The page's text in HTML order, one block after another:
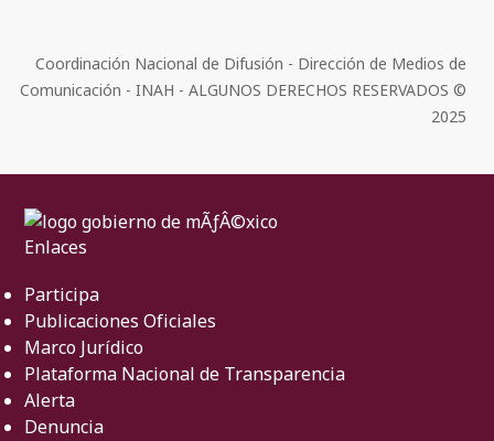
Coordinación Nacional de Difusión - Dirección de Medios de
Comunicación - INAH - ALGUNOS DERECHOS RESERVADOS ©
2025
Enlaces
Participa
Publicaciones Oficiales
Marco Jurídico
Plataforma Nacional de Transparencia
Alerta
Denuncia